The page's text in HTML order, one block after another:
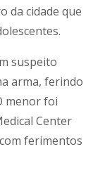
da cidade que
suspeito
arma, ferindo
menor foi
Center
ferimentos